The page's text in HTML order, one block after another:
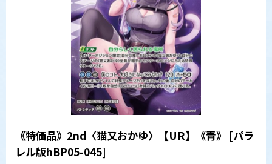
《特価品》2nd〈猫又おかゆ〉【UR】《青》 [パラ
レル版hBP05-045]